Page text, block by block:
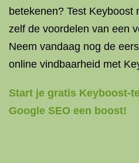
betekenen? Test Keyboost
zelf de voordelen van een
Neem vandaag nog de
online vindbaarheid met
Start je gratis Keyboost-
Google SEO een boost!